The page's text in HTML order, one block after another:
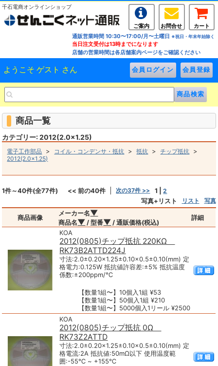
千石電商オンラインショップ
ご案内 お問合せ
カート
通販営業時間 10:30〜17:00/月〜土曜日 ※祝日・年末年始除く
当日注文受付は13時までになります
店舗の営業時間は各店舗案内ページをご確認ください
ようこそ ゲスト さん
商品一覧
カテゴリー: 2012(2.0×1.25)
電子工作部品 > コイル・コンデンサ・抵抗 >抵抗 >チップ抵抗 >
2012(2.0×1.25)
1件～40件(全77件) << 前の40件 次の37件 >> 1 |2
写真+リスト リスト 写真
商品画像
メーカー名▼
商品名▼ / 型番▼ / 通販価格(税込)
詳細
KOA
2012(0805)チップ抵抗 220KΩ
RK73B2ATTD224J
寸法:2.0±0.20×1.25±0.10×0.5±0.10(mm) 定
格電力:0.125W 抵抗値許容差:±5% 抵抗温度
係数:±200ppm/℃
【数量1組〜】10個入1組 ¥53
【数量1組〜】50個入1組 ¥210
【数量1組〜】5000個入1リール ¥2500
KOA
2012(0805)チップ抵抗 0Ω
RK73Z2ATTD
寸法:2.0±0.20×1.25±0.10×0.5±0.10(mm) 定
格電流:2A 抵抗値:50mΩ以下 使用温度範
囲:-55℃ ~ +155℃